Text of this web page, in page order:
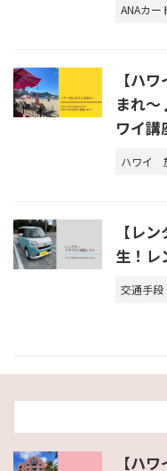
ANAカー
【ハ
まれ
ワイ講
ハワイ
【レ
生！レ
交通手段
【ハ